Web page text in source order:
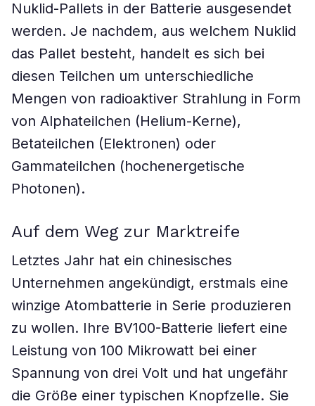
Nuklid-Pallets in der Batterie ausgesendet
werden. Je nachdem, aus welchem Nuklid
das Pallet besteht, handelt es sich bei
diesen Teilchen um unterschiedliche
Mengen von radioaktiver Strahlung in Form
von Alphateilchen (Helium-Kerne),
Betateilchen (Elektronen) oder
Gammateilchen (hochenergetische
Photonen).
Auf dem Weg zur Marktreife
Letztes Jahr hat ein chinesisches
Unternehmen angekündigt, erstmals eine
winzige Atombatterie in Serie produzieren
zu wollen. Ihre BV100-Batterie liefert eine
Leistung von 100 Mikrowatt bei einer
Spannung von drei Volt und hat ungefähr
die Größe einer typischen Knopfzelle. Sie